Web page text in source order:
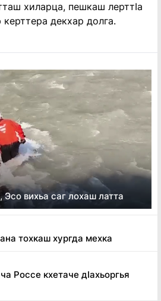
Эсо вихьа саг лохаш латта
тохкаш хургда мехка
Россе кхетаче дӏахьоргья
хиларца, пешкаш лерттӀа
декхар долга.